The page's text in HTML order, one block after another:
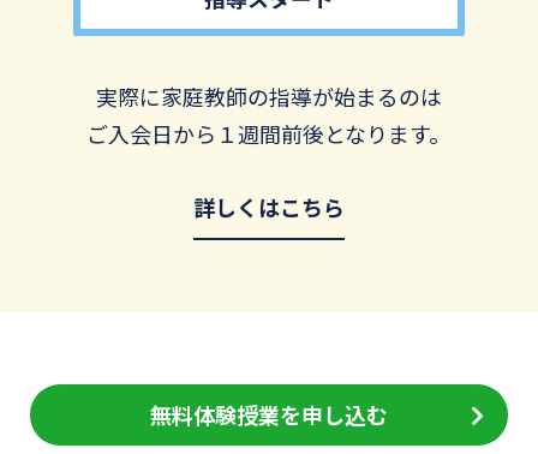
実際に家庭教師の指導が始まるのは
ご入会日から１週間前後となります。
詳しくはこちら
無料体験授業を申し込む